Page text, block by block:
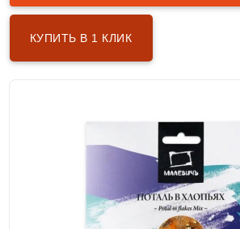
КУПИТЬ В 1 КЛИК